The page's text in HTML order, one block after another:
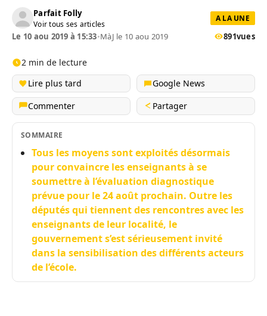
Parfait Folly
Voir tous ses articles
A LA UNE
Le 10 aou 2019 à 15:33•MàJ le 10 aou 2019 891vues
2 min de lecture
Lire plus tard
Google News
Commenter
Partager
SOMMAIRE
Tous les moyens sont exploités désormais
pour convaincre les enseignants à se
soumettre à l’évaluation diagnostique
prévue pour le 24 août prochain. Outre les
députés qui tiennent des rencontres avec les
enseignants de leur localité, le
gouvernement s’est sérieusement invité
dans la sensibilisation des différents acteurs
de l’école.